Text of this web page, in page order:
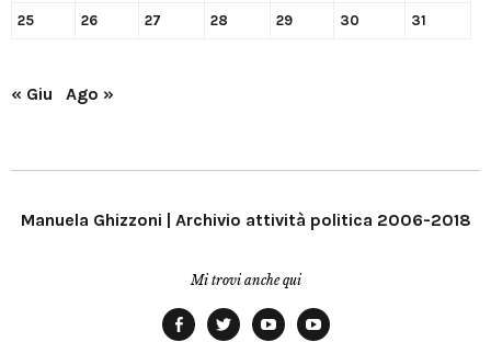
25 26 27 28 29 30 31
« Giu Ago »
Manuela Ghizzoni | Archivio attività politica 2006-2018
Mi trovi anche qui